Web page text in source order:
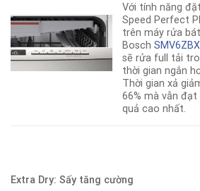
Với tính năng
Speed Perfect
trên máy rửa bát
Bosch
sẽ rửa full tải
thời gian ngắn
Thời gian xả
66% mà vẫn đạt
quả cao nhất.
Extra Dry: Sấy tăng cường